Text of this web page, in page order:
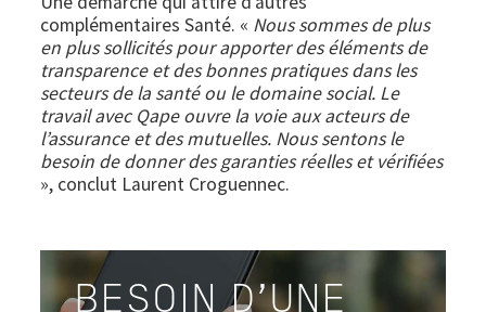
complémentaires Santé. « Nous sommes de plus
en plus sollicités pour apporter des éléments de
transparence et des bonnes pratiques dans les
secteurs de la santé ou le domaine social. Le
travail avec Qape ouvre la voie aux acteurs de
l’assurance et des mutuelles. Nous sentons le
besoin de donner des garanties réelles et vérifiées
», conclut Laurent Croguennec.
BESOIN D'UNE